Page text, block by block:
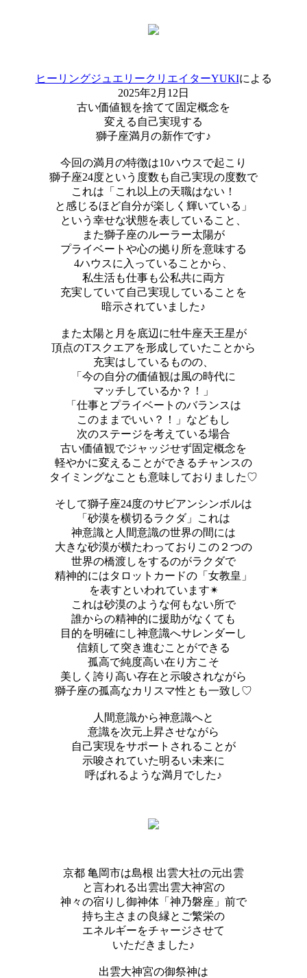
ヒーリングジュエリークリエイターYUKIによる
2025年2月12日
古い価値観を捨てて固定概念を
変える自己実現する
獅子座満月の新作です♪
今回の満月の特徴は10ハウスで起こり
獅子座24度という度数も自己実現の度数で
これは「これ以上の天職はない！
と感じるほど自分が楽しく輝いている」
という幸せな状態を表していること、
また獅子座のルーラー太陽が
プライベートや心の拠り所を意味する
4ハウスに入っていることから、
私生活も仕事も公私共に両方
充実していて自己実現していることを
暗示されていました♪
また太陽と月を底辺に牡牛座天王星が
頂点のTスクエアを形成していたことから
充実はしているものの、
「今の自分の価値観は風の時代に
マッチしているか？！」
「仕事とプライベートのバランスは
このままでいい？！」などもし
次のステージを考えている場合
古い価値観でジャッジせず固定概念を
軽やかに変えることができるチャンスの
タイミングなことも意味しておりました♡
そして獅子座24度のサビアンシンボルは
「砂漠を横切るラクダ」これは
神意識と人間意識の世界の間には
大きな砂漠が横たわっておりこの２つの
世界の橋渡しをするのがラクダで
精神的にはタロットカードの「女教皇」
を表すといわれています✴︎
これは砂漠のような何もない所で
誰からの精神的に援助がなくても
目的を明確にし神意識へサレンダーし
信頼して突き進むことができる
孤高で純度高い在り方こそ
美しく誇り高い存在と示唆されながら
獅子座の孤高なカリスマ性とも一致し♡
人間意識から神意識へと
意識を次元上昇させながら
自己実現をサポートされることが
示唆されていた明るい未来に
呼ばれるような満月でした♪
京都 亀岡市は島根 出雲大社の元出雲
と言われる出雲出雲大神宮の
神々の宿りし御神体「神乃磐座」前で
持ち主さまの良縁とご繁栄の
エネルギーをチャージさせて
いただきました♪
出雲大神宮の御祭神は